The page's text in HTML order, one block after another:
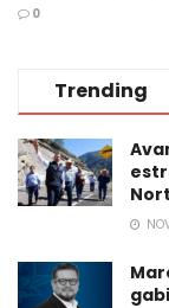
0
Trending